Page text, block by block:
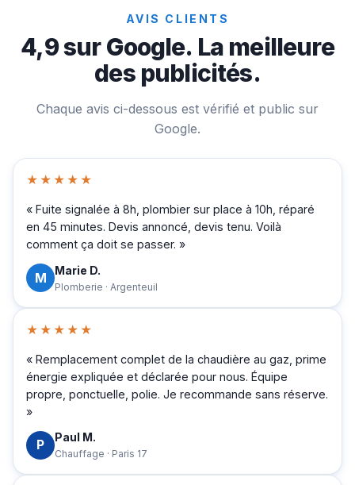
AVIS CLIENTS
4,9 sur Google. La meilleure
des publicités.
Chaque avis ci-dessous est vérifié et public sur
Google.
★★★★★
« Fuite signalée à 8h, plombier sur place à 10h, réparé
en 45 minutes. Devis annoncé, devis tenu. Voilà
comment ça doit se passer. »
M Marie D.
Plomberie · Argenteuil
★★★★★
« Remplacement complet de la chaudière au gaz, prime
énergie expliquée et déclarée pour nous. Équipe
propre, ponctuelle, polie. Je recommande sans réserve.
»
P Paul M.
Chauffage · Paris 17